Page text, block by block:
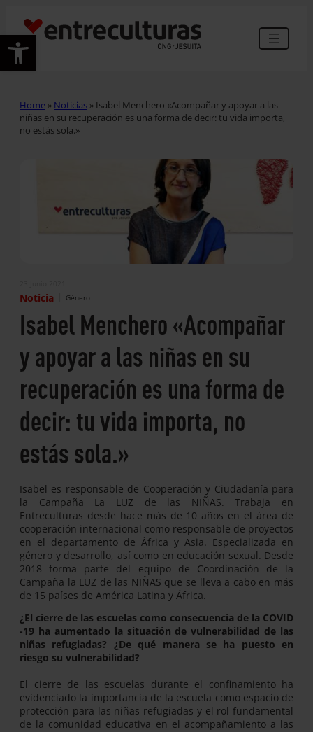
Abrir barra de herramientas
Home » Noticias » Isabel Menchero «Acompañar y apoyar a las
niñas en su recuperación es una forma de decir: tu vida importa,
no estás sola.»
Noticia Género
Isabel Menchero «Acompañar
y apoyar a las niñas en su
recuperación es una forma de
decir: tu vida importa, no
estás sola.»
Isabel es responsable de Cooperación y Ciudadanía para
la Campaña La LUZ de las NIÑAS. Trabaja en
Entreculturas desde hace más de 10 años en el área de
cooperación internacional como responsable de proyectos
en el departamento de África y Asia. Especializada en
género y desarrollo, así como en educación sexual. Desde
2018 forma parte del equipo de Coordinación de la
Campaña la LUZ de las NIÑAS que se lleva a cabo en más
de 15 países de América Latina y África.
¿El cierre de las escuelas como consecuencia de la COVID
-19 ha aumentado la situación de vulnerabilidad de las
niñas refugiadas? ¿De qué manera se ha puesto en
riesgo su vulnerabilidad?
El cierre de las escuelas durante el confinamiento ha
evidenciado la importancia de la escuela como espacio de
protección para las niñas refugiadas y el rol fundamental
de la comunidad educativa en el acompañamiento a las